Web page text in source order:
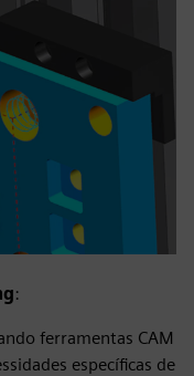
:
ferramentas CAM
específicas de